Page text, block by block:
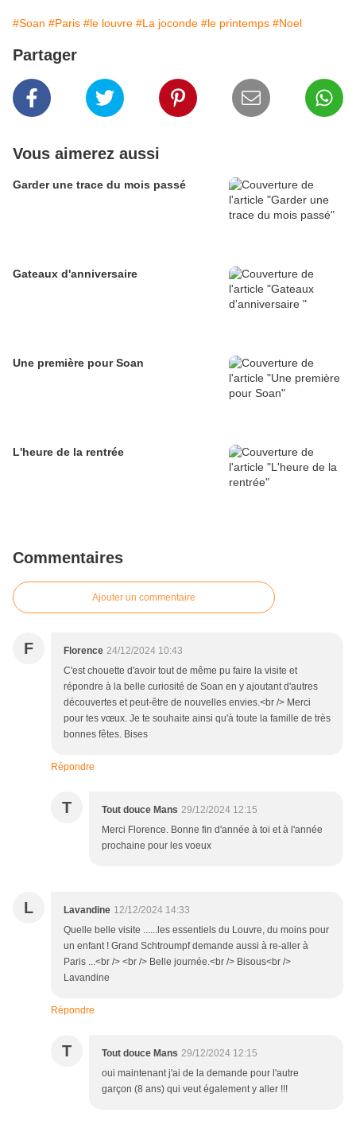
#Soan #Paris #le louvre #La joconde #le printemps #Noel
Partager
Vous aimerez aussi
Garder une trace du mois passé
Gateaux d'anniversaire
Une première pour Soan
L'heure de la rentrée
Commentaires
Ajouter un commentaire
F Florence 24/12/2024 10:43
C'est chouette d'avoir tout de même pu faire la visite et
répondre à la belle curiosité de Soan en y ajoutant d'autres
découvertes et peut-être de nouvelles envies.<br /> Merci
pour tes vœux. Je te souhaite ainsi qu'à toute la famille de très
bonnes fêtes. Bises
Répondre
T Tout douce Mans 29/12/2024 12:15
Merci Florence. Bonne fin d'année à toi et à l'année
prochaine pour les voeux
L Lavandine 12/12/2024 14:33
Quelle belle visite ......les essentiels du Louvre, du moins pour
un enfant ! Grand Schtroumpf demande aussi à re-aller à
Paris ...<br /> <br /> Belle journée.<br /> Bisous<br />
Lavandine
Répondre
T Tout douce Mans 29/12/2024 12:15
oui maintenant j'ai de la demande pour l'autre
garçon (8 ans) qui veut également y aller !!!